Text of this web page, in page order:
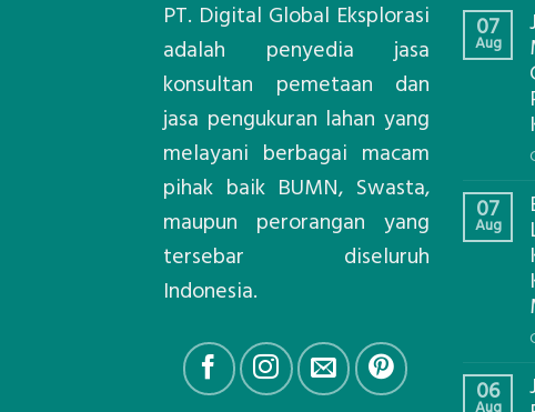
PT. Digital Global Eksplorasi
adalah penyedia jasa
konsultan pemetaan dan
jasa pengukuran lahan yang
melayani berbagai macam
pihak baik BUMN, Swasta,
maupun perorangan yang
tersebar diseluruh
Indonesia.
07
Aug
07
Aug
06
Aug